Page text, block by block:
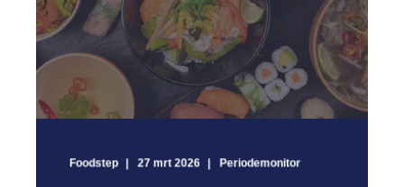
Foodstep 27 mrt 2026 Periodemonitor